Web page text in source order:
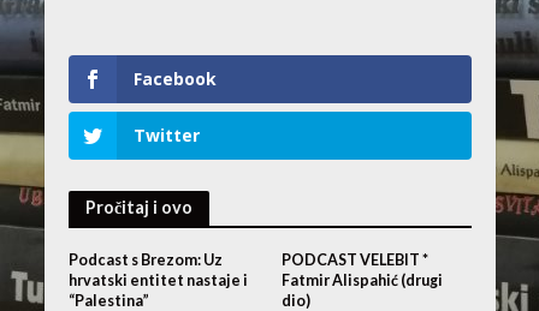
Facebook
Twitter
Pročitaj i ovo
Podcast s Brezom: Uz
hrvatski entitet nastaje i
“Palestina”
PODCAST VELEBIT *
Fatmir Alispahić (drugi
dio)